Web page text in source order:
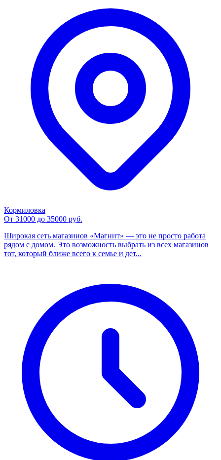
Кормиловка
От 31000 до 35000 руб.
Широкая сеть магазинов «Магнит» — это не просто работа
рядом с домом. Это возможность выбрать из всех магазинов
тот, который ближе всего к семье и дет...